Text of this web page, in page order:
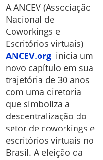
A ANCEV (Associação
Nacional de
Coworkings e
Escritórios virtuais)
ANCEV.org inicia um
novo capítulo em sua
trajetória de 30 anos
com uma diretoria
que simboliza a
descentralização do
setor de coworkings e
escritórios virtuais no
Brasil. A eleição da